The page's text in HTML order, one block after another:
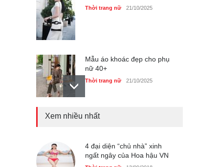
Thời trang nữ 21/10/2025
Mẫu áo khoác đẹp cho phụ
nữ 40+
Thời trang nữ 21/10/2025
Chiếc áo dài cưới của Hoa
Xem nhiều nhất
4 đại diện “chủ nhà” xinh
ngất ngây của Hoa hậu VN